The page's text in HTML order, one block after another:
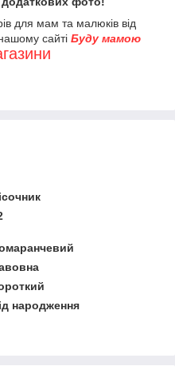
для мам та малюків від
сайті Буду мамою
народження